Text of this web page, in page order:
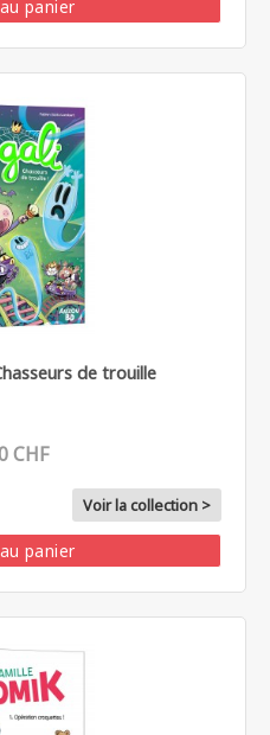
panier
de trouille
CHF
Voir la collection >
panier